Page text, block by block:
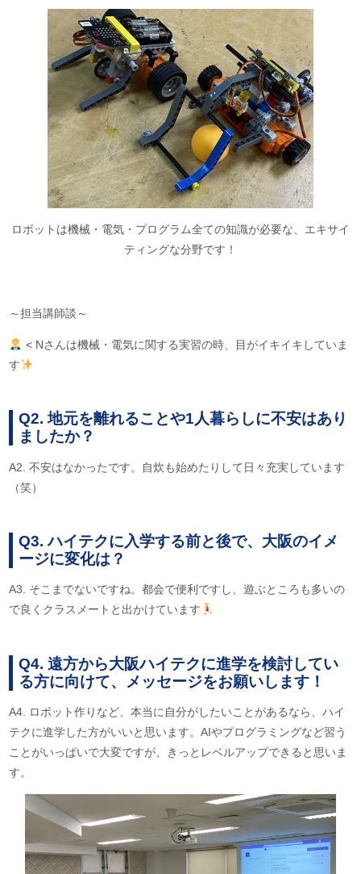
ロボットは機械・電気・プログラム全ての知識が必要な、エキサイ
ティングな分野です！
～担当講師談～
< Nさんは機械・電気に関する実習の時、目がイキイキしていま
す
Q2. 地元を離れることや1人暮らしに不安はあり
ましたか？
A2. 不安はなかったです。自炊も始めたりして日々充実しています
（笑）
Q3. ハイテクに入学する前と後で、大阪のイメ
ージに変化は？
A3. そこまでないですね。都会で便利ですし、遊ぶところも多いの
で良くクラスメートと出かけています
Q4. 遠方から大阪ハイテクに進学を検討してい
る方に向けて、メッセージをお願いします！
A4. ロボット作りなど、本当に自分がしたいことがあるなら、ハイ
テクに進学した方がいいと思います。AIやプログラミングなど習う
ことがいっぱいで大変ですが、きっとレベルアップできると思いま
す。